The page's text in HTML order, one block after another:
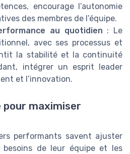
encourage l’autonomie
des membres de l’équipe.
au quotidien : Le
avec ses processus et
la stabilité et la continuité
intégrer un esprit leader
et l’innovation.
maximiser
performants savent ajuster
besoins de leur équipe et les